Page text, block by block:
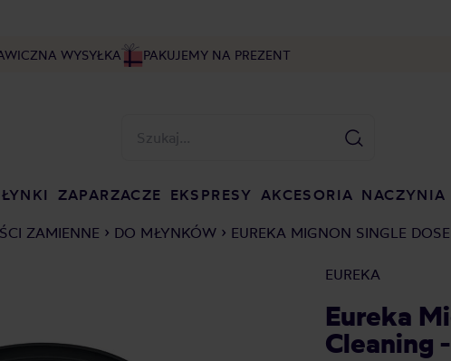
WYSYŁKA PAKUJEMY NA PREZENT
ZAPARZACZE EKSPRESY AKCESORIA NACZYNIA
ZAMIENNE DO MŁYNKÓW EUREKA MIGNON SINGLE
EUREKA
Eureka
Cleaning